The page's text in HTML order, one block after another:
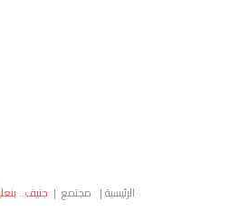
الرئيسية| مجتمع | جنيف..